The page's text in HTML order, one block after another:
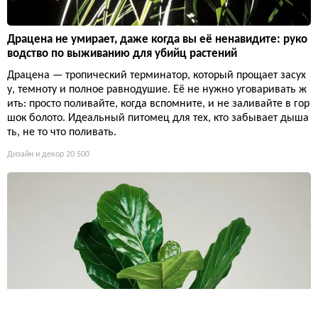
Драцена не умирает, даже когда вы её ненавидите: руко
водство по выживанию для убийц растений
Драцена — тропический терминатор, который прощает засух
у, темноту и полное равнодушие. Её не нужно уговаривать ж
ить: просто поливайте, когда вспомните, и не заливайте в гор
шок болото. Идеальный питомец для тех, кто забывает дыша
ть, не то что поливать.
Дизайн и декор 20 500